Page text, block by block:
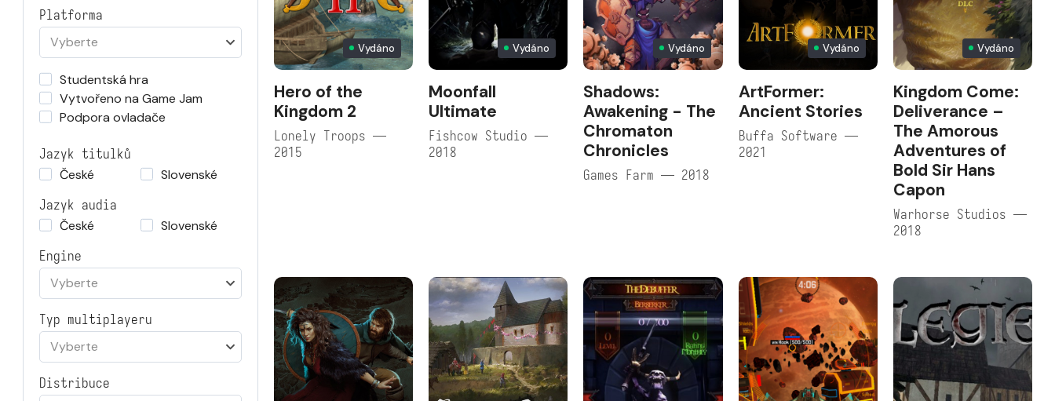
Platforma
Vyberte
Studentská hra
Vytvořeno na Game Jam
Podpora ovladače
Jazyk titulků
České
Slovenské
Jazyk audia
České
Slovenské
Engine
Vyberte
Typ multiplayeru
Vyberte
Distribuce
Vydáno
Hero of the
Kingdom 2
Lonely Troops —
2015
Vydáno
Moonfall
Ultimate
Fishcow Studio —
2018
Vydáno
Shadows:
Awakening - The
Chromaton
Chronicles
Games Farm — 2018
Vydáno
ArtFormer:
Ancient Stories
Buffa Software —
2021
Vydáno
Kingdom Come:
Deliverance –
The Amorous
Adventures of
Bold Sir Hans
Capon
Warhorse Studios —
2018